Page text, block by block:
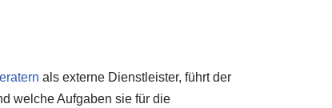
als externe Dienstleister, führt der
welche Aufgaben sie für die